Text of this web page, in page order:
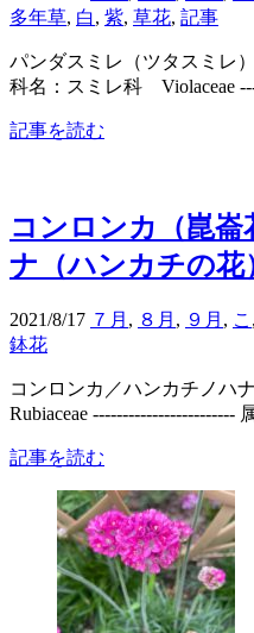
多年草, 白, 紫, 草花, 記事
パンダスミレ（ツタスミレ
科名：スミレ科 Violaceae
記事を読む
コンロンカ（崑
ナ（ハンカチの花
2021/8/17 ７月 , ８月 , ９月 , こ ,
鉢花
コンロンカ／ハンカチノハ
Rubiaceae ------------------------
記事を読む